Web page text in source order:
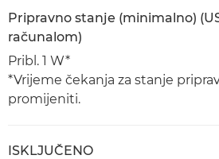
Pripravno stanje (minimalno)
računalom)
Pribl. 1 W*
*Vrijeme čekanja za stanje
promijeniti.
ISKLJUČENO